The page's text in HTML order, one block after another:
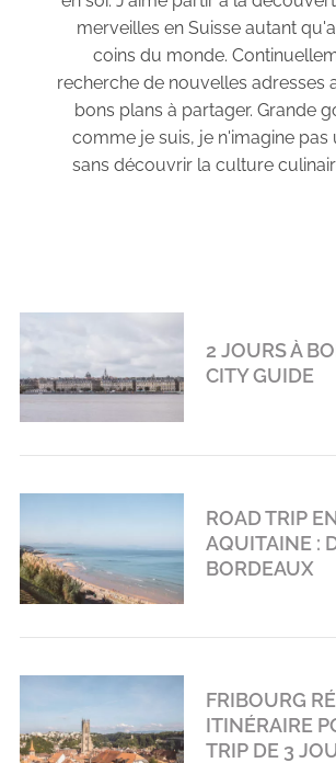
merveilles en Suisse autant
coins du monde.
recherche de nouvelles adresses
bons plans à partager. Grande
comme je suis, je n'imagine pas
sans découvrir la culture
2 JOURS À
CITY GUIDE
ROAD TRIP
AQUITAINE :
BORDEAUX
FRIBOURG
ITINÉRAIRE
TRIP DE 3